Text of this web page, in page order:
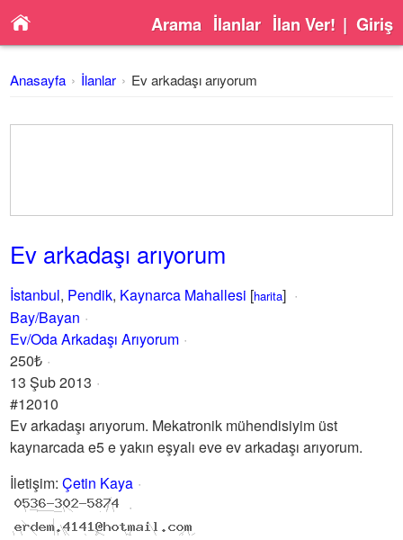
Arama İlanlar İlan Ver! | Giriş
Anasayfa İlanlar Ev arkadaşı arıyorum
Ev arkadaşı arıyorum
İstanbul, Pendik, Kaynarca Mahallesi [harita]
Bay/Bayan
Ev/Oda Arkadaşı Arıyorum
250₺
13 Şub 2013
#12010
Ev arkadaşı arıyorum. Mekatronik mühendisiyim üst
kaynarcada e5 e yakın eşyalı eve ev arkadaşı arıyorum.
İletişim:Çetin Kaya